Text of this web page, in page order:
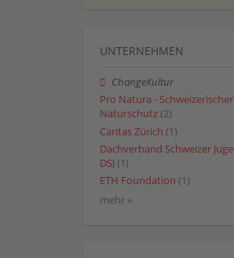
UNTERNEHMEN
ChangeKultur
Pro Natura -
Naturschutz (2)
Caritas Zürich (1)
Dachverband Schweizer
DSJ (1)
ETH Foundation (1)
mehr »